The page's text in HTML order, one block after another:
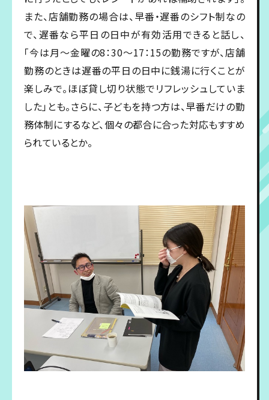
また、店舗勤務の場合は、早番・遅番のシフト制なの
で、遅番なら平日の日中が有効活用できると話し、
「今は月～金曜の8：30～17：15の勤務ですが、店舗
勤務のときは遅番の平日の日中に銭湯に行くことが
楽しみで。ほぼ貸し切り状態でリフレッシュしていま
した」とも。さらに、子どもを持つ方は、早番だけの勤
務体制にするなど、個々の都合に合った対応もすすめ
られているとか。